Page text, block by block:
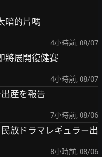
暗的片嗎
4小時前, 08/07
將展開復健賽
4小時前, 08/07
産を報告
7小時前, 08/06
放ドラマレギュラー出
8小時前, 08/06